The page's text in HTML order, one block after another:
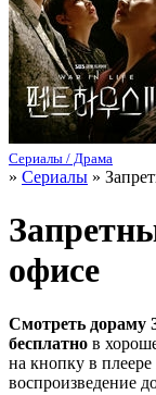
Сериалы / Драма
» Сериалы »
офисе
Смотреть дораму
бесплатно в
на кнопку в плеере
воспроизведение